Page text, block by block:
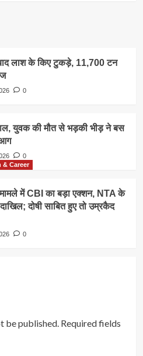
लाश के किए टुकड़े, 11,700 टन
0
युवक की मौत से भड़की भीड़ ने बस
0
& Career
में CBI का बड़ा एक्शन, NTA के
दोषी साबित हुए तो उम्रकैद
0
be published. Required fields